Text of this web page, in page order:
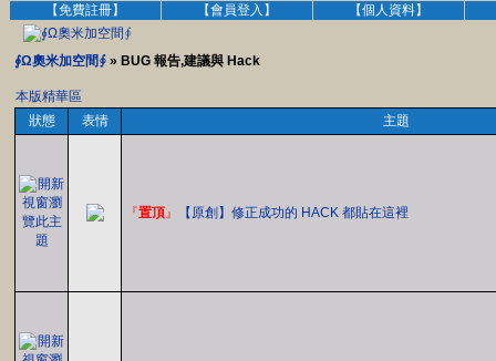
【免費註冊】 【會員登入】 【個人資料】
∮Ω奧米加空間∮ » BUG 報告,建議與 Hack
本版精華區
狀態
表情 主題
『置頂』 【原創】修正成功的 HACK 都貼在這裡